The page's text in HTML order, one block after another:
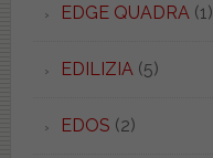
EDGE QUADRA (1)
EDILIZIA (5)
EDOS (2)